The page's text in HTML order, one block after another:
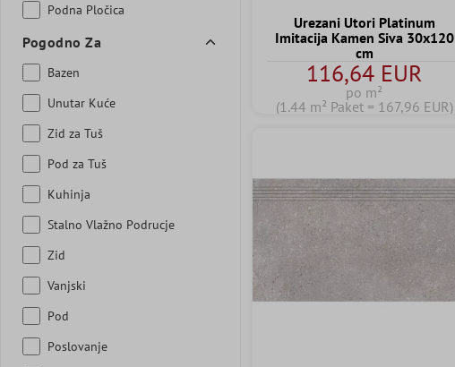
Podna Pločica
Pogodno Za
Bazen
Unutar Kuće
Zid za Tuš
Pod za Tuš
Kuhinja
Stalno Vlažno Podrucje
Zid
Vanjski
Pod
Poslovanje
Urezani Utori Platinum
Imitacija Kamen Siva 30x120
cm
116,64 EUR
po m²
(1.44 m² Paket = 167,96 EUR)